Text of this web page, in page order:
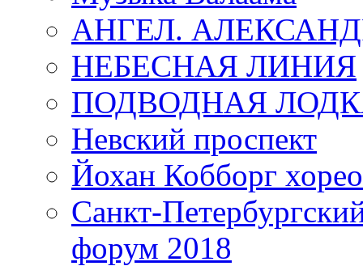
АНГЕЛ.
НЕБЕСНАЯ ЛИНИЯ
ПОДВОДНАЯ
Невский проспект
Йохан Кобборг
Санкт-
форум 2018